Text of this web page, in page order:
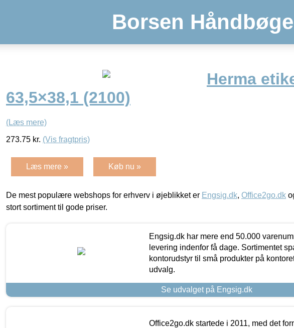
Borsen
Herma
63,5×38,1 (2100)
(Læs mere)
273.75 kr. (Vis fragtpris)
Læs mere » Køb nu »
De mest populære webshops for erhverv i øjeblikket er Engsig.dk, Office2go.dk
stort sortiment til gode priser.
Engsig.dk har mere end 50.000
levering indenfor få dage. Sortimentet
kontorudstyr til små produkter på
udvalg.
Se udvalget på Engsig.dk
Office2go.dk startede i 2011, med det